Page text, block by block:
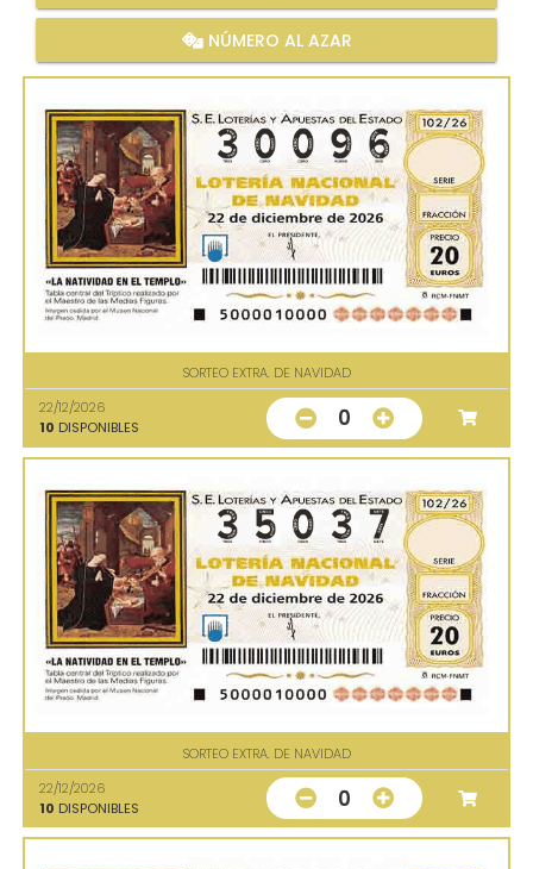
NÚMERO AL AZAR
SORTEO EXTRA. DE NAVIDAD
22/12/2026
10 DISPONIBLES 0
SORTEO EXTRA. DE NAVIDAD
22/12/2026
10 DISPONIBLES 0